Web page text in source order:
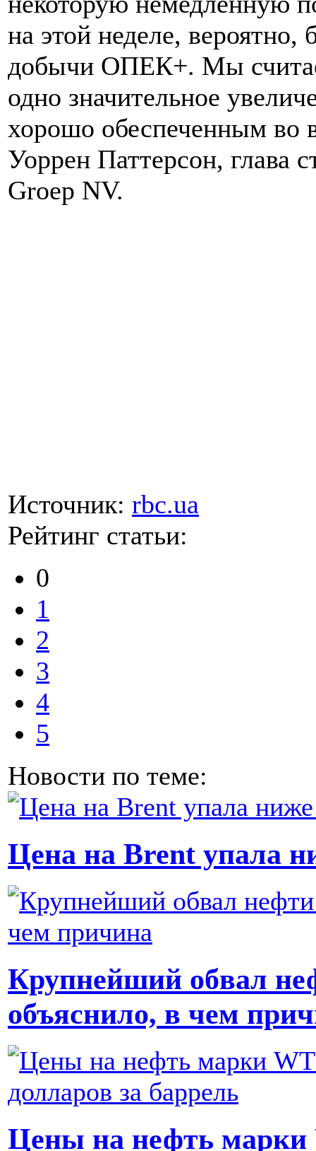
на этой неделе, вероятно,
добычи ОПЕК+. Мы
одно значительное
хорошо обеспеченным во
Уоррен Паттерсон, глава
Groep NV.
Источник: rbc.ua
Рейтинг статьи:
0
1
2
3
4
5
Новости по теме:
Цена на Brent упала
Крупнейший обвал
объяснило, в чем
Цены на нефть марки